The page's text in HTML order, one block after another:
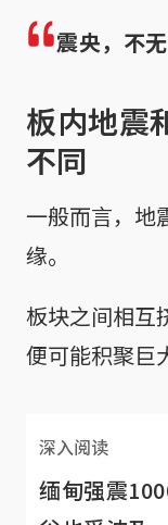
震央，不
板内地震
不同
一般而言，地
缘。
板块之间相互
便可能积聚巨
深入阅读
缅甸强震